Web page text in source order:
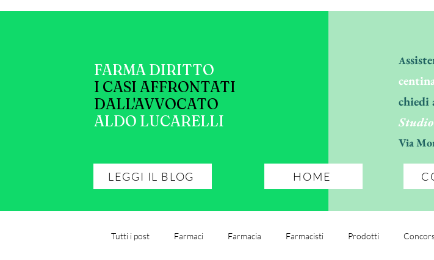
FARMA DIRITTO
I CASI AFFRONTATI
DALL'AVVOCATO
ALDO LUCARELLI
LEGGI IL BLOG HOME
A
chiedi
Via
Tutti i post Farmaci Farmacia Farmacisti Prodotti